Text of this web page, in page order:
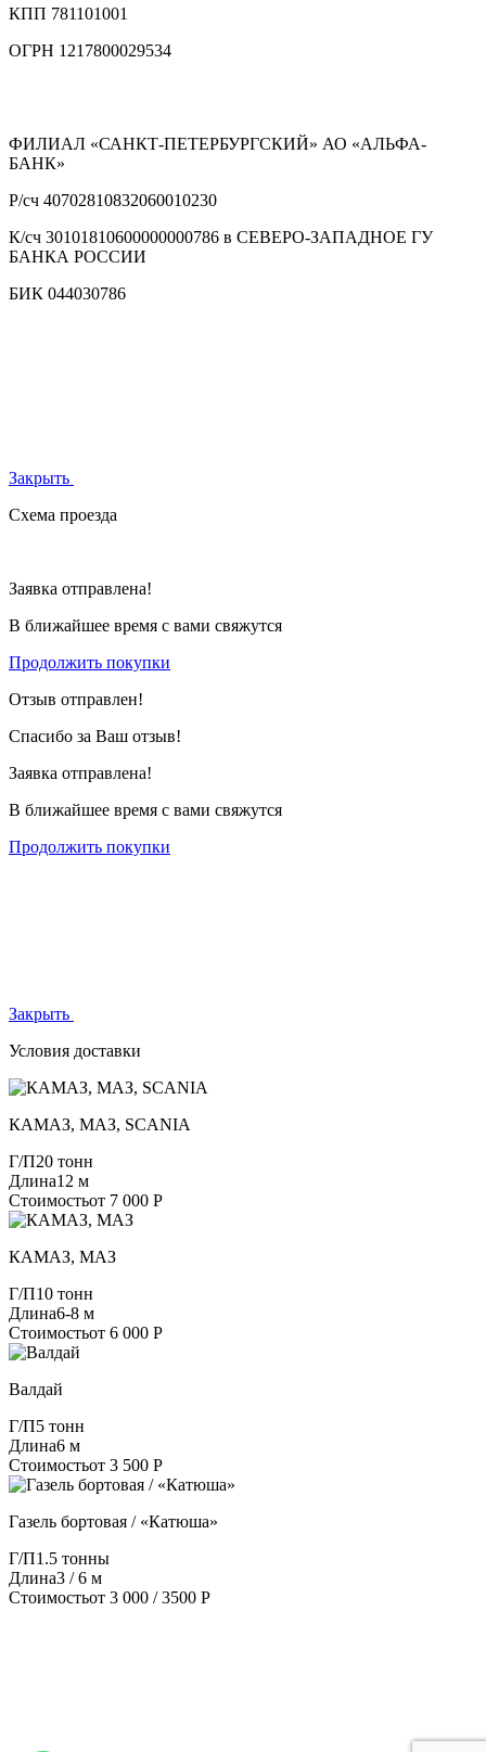
КПП 781101001
ОГРН 1217800029534
ФИЛИАЛ «САНКТ-ПЕТЕРБУРГСКИЙ» АО «АЛЬФА-
БАНК»
Р/сч 40702810832060010230
К/сч 30101810600000000786 в СЕВЕРО-ЗАПАДНОЕ ГУ
БАНКА РОССИИ
БИК 044030786
Закрыть
Схема проезда
Заявка отправлена!
В ближайшее время с вами свяжутся
Продолжить покупки
Отзыв отправлен!
Спасибо за Ваш отзыв!
Заявка отправлена!
В ближайшее время с вами свяжутся
Продолжить покупки
Закрыть
Условия доставки
КАМАЗ, МАЗ, SCANIA
Г/П20 тонн
Длина12 м
Стоимостьот 7 000 Р
КАМАЗ, МАЗ
Г/П10 тонн
Длина6-8 м
Стоимостьот 6 000 Р
Валдай
Г/П5 тонн
Длина6 м
Стоимостьот 3 500 Р
Газель бортовая / «Катюша»
Г/П1.5 тонны
Длина3 / 6 м
Стоимостьот 3 000 / 3500 Р